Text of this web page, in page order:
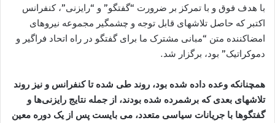
با هدف فوق و با تمرکز بر ضرورت “گفتگو” و “رايزنی”، کنفرانس
اکتبر که حاصل تلاشهای قابل توجه و چشمگير مجموعه نيروهای
امضاکننده متن “مبانی مشترک ما برای گفتگو در راه اتحاد فراگير و
دموکراتيک” بود، برگزار شد.
همچنانکه وعده داده شده بود، روند طی شده تا کنفرانس و نيز روند
تلاشهای بعدی که برشمرده شده بودند، از جمله نتايج رايزنی‌ها و
گفتگوها با جريانات سياسی متعدد، می بايست پس از يک دوره معين